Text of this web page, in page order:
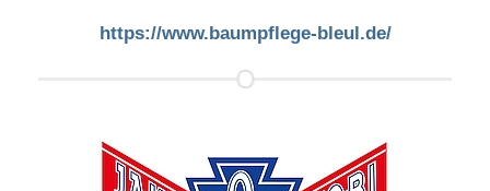
https://www.baumpflege-bleul.de/